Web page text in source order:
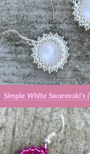
Simple White Swarovski’s